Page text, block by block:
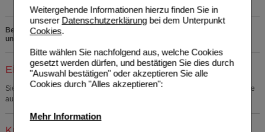
Weitergehende Informationen hierzu finden Sie in
unserer Datenschutzerklärungbei dem Unterpunkt
Cookies.
Bitte wählen Sie nachfolgend aus, welche Cookies
gesetzt werden dürfen, und bestätigen Sie dies durch
"Auswahl bestätigen" oder akzeptieren Sie alle
Cookies durch "Alles akzeptieren":
Mehr Information
Bei Fragen zu den Inhaltsstoffen rufen Sie uns bitte kostenfrei
unter 0800 - 10 11 422 an.
Einkaufsliste auswählen
Sie müssen sich anmelden um den ausgewählten Artikel in eine Einkaufsliste
aufzunehmen.